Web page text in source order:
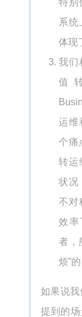
特别
系统
体现
我们
值
运维
个痛
转运
状况
不对
效率
者，
烦”
如果说
提到的场